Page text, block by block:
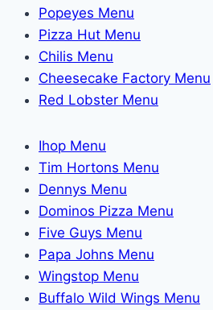
Popeyes Menu
Pizza Hut Menu
Chilis Menu
Cheesecake Factory Menu
Red Lobster Menu
Ihop Menu
Tim Hortons Menu
Dennys Menu
Dominos Pizza Menu
Five Guys Menu
Papa Johns Menu
Wingstop Menu
Buffalo Wild Wings Menu